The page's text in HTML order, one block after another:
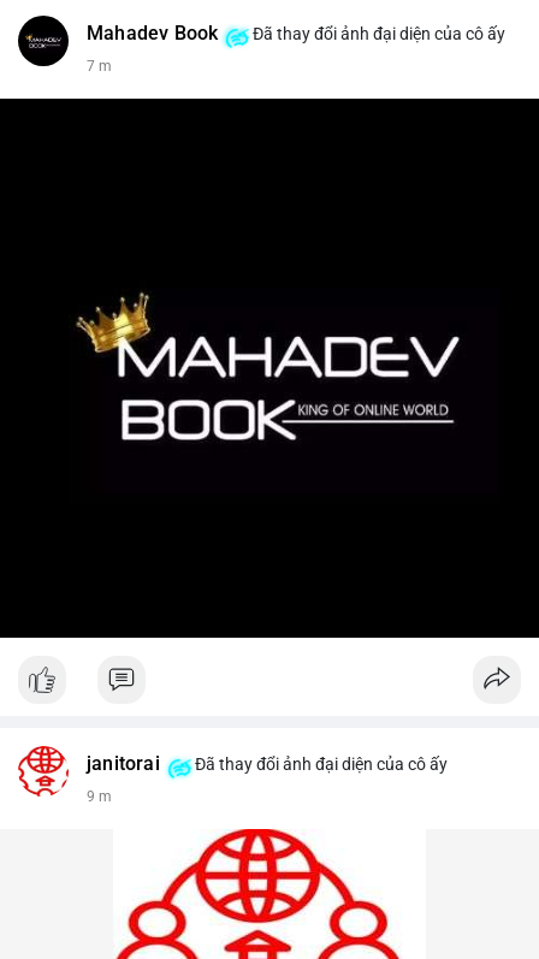
Mahadev Book Đã thay đổi ảnh đại diện của cô ấy
7 m
janitorai Đã thay đổi ảnh đại diện của cô ấy
9 m